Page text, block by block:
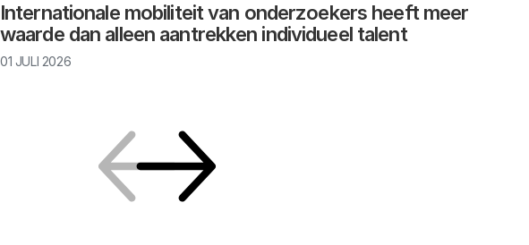
Internationale mobiliteit van onderzoekers heeft meer
waarde dan alleen aantrekken individueel talent
01 JULI 2026